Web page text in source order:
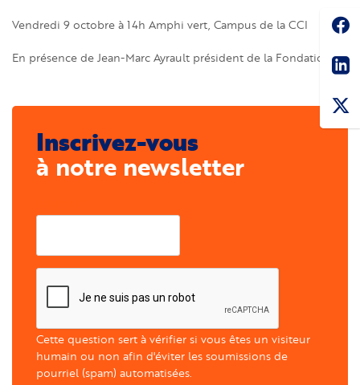
Vendredi 9 octobre à 14h Amphi vert, Campus de la CCI
En présence de Jean-Marc Ayrault président de la Fondationn.
Inscrivez-vous
à notre newsletter
Cette question sert à vérifier si vous êtes un visiteur
humain ou non afin d'éviter les soumissions de
pourriel (spam) automatisées.